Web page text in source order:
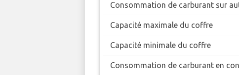
Consommation de carburant sur
Capacité maximale du coffre
Capacité minimale du coffre
Consommation de carburant en